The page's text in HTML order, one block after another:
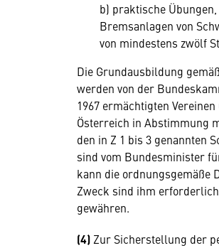
b) praktische
Bremsanlagen von
von mindestens zwölf
Die Grundausbildung
werden von der
1967 ermächtigten
Österreich in Abstimmung
den in Z 1 bis 3 genannten
sind vom Bundesminister
kann die ordnungsgemäße
Zweck sind ihm
gewähren.
(4) Zur Sicherstellung der